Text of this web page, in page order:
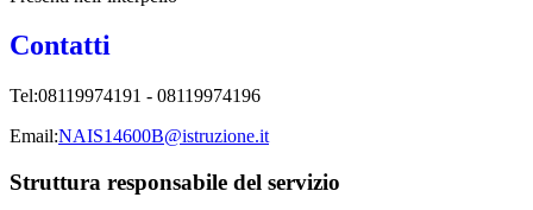
Contatti
Tel:08119974191 - 08119974196
Email:NAIS14600B@istruzione.it
Struttura responsabile del servizio